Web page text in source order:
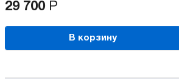
29 700 Р
В корзину